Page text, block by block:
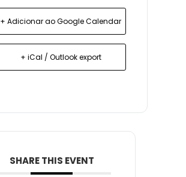
+ Adicionar ao Google Calendar
+ iCal / Outlook export
SHARE THIS EVENT